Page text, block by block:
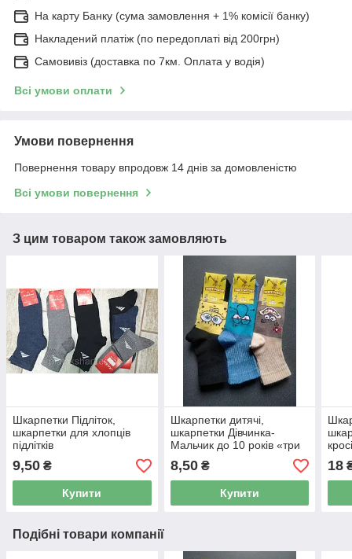
На карту Банку (сума замовлення + 1% комісії банку)
Накладений платіж (по передоплаті від 200грн)
Самовивіз (доставка по 7км. Оплата у водія)
Всі умови оплати
Умови повернення
Повернення товару впродовж 14 днів за домовленістю
Всі умови повернення
З цим товаром також замовляють
Шкарпетки Підліток,
шкарпетки для хлопців
підлітків
9,50 ₴
Купити
Шкарпетки дитячі,
шкарпетки Дівчинка-
Мальчик до 10 років «три
розміри»
8,50₴
Купити
18
Подібні товари компанії